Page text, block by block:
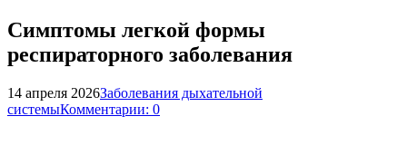
Симптомы легкой формы
респираторного заболевания
14 апреля 2026Заболевания дыхательной
системыКомментарии: 0